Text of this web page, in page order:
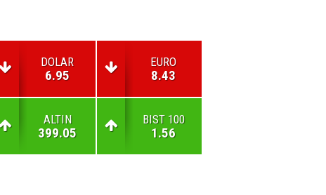
DOLAR
6.95
EURO
8.43
ALTIN
399.05
BIST 100
1.56